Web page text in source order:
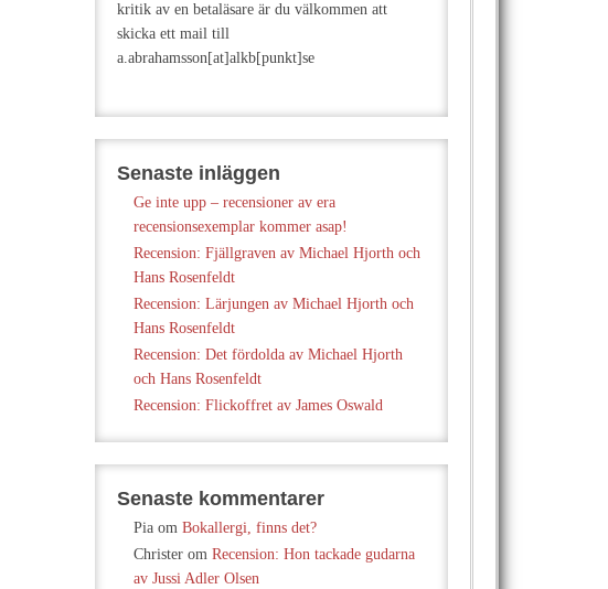
kritik av en betaläsare är du välkommen att
skicka ett mail till
a.abrahamsson[at]alkb[punkt]se
Senaste inläggen
Ge inte upp – recensioner av era
recensionsexemplar kommer asap!
Recension: Fjällgraven av Michael Hjorth och
Hans Rosenfeldt
Recension: Lärjungen av Michael Hjorth och
Hans Rosenfeldt
Recension: Det fördolda av Michael Hjorth
och Hans Rosenfeldt
Recension: Flickoffret av James Oswald
Senaste kommentarer
Pia om Bokallergi, finns det?
Christer om Recension: Hon tackade gudarna
av Jussi Adler Olsen